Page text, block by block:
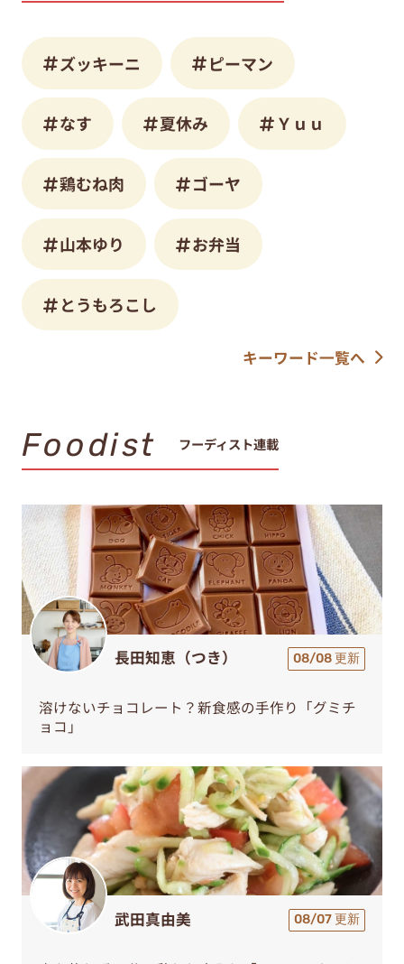
ズッキーニ ピーマン
なす 夏休み Ｙｕｕ
鶏むね肉 ゴーヤ
山本ゆり お弁当
とうもろこし
キーワード一覧へ
Foodist フーディスト連載
長田知恵（つき） 08/08 更新
溶けないチョコレート？新食感の手作り「グミチ
ョコ」
武田真由美 08/07 更新